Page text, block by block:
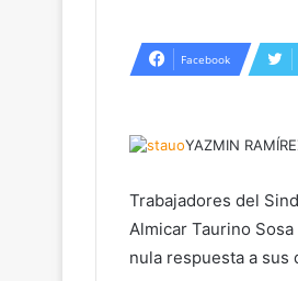
Facebook
YAZMIN RAMÍ
Trabajadores del
Almicar Taurino
nula respuesta a sus